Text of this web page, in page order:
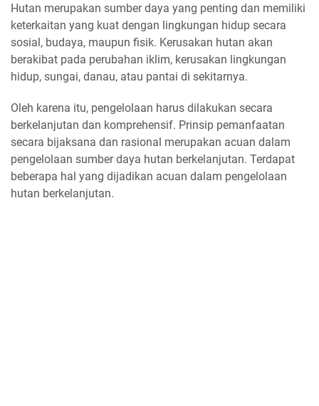
Hutan merupakan sumber daya yang penting dan memiliki
keterkaitan yang kuat dengan lingkungan hidup secara
sosial, budaya, maupun fisik. Kerusakan hutan akan
berakibat pada perubahan iklim, kerusakan lingkungan
hidup, sungai, danau, atau pantai di sekitarnya.
Oleh karena itu, pengelolaan harus dilakukan secara
berkelanjutan dan komprehensif. Prinsip pemanfaatan
secara bijaksana dan rasional merupakan acuan dalam
pengelolaan sumber daya hutan berkelanjutan. Terdapat
beberapa hal yang dijadikan acuan dalam pengelolaan
hutan berkelanjutan.